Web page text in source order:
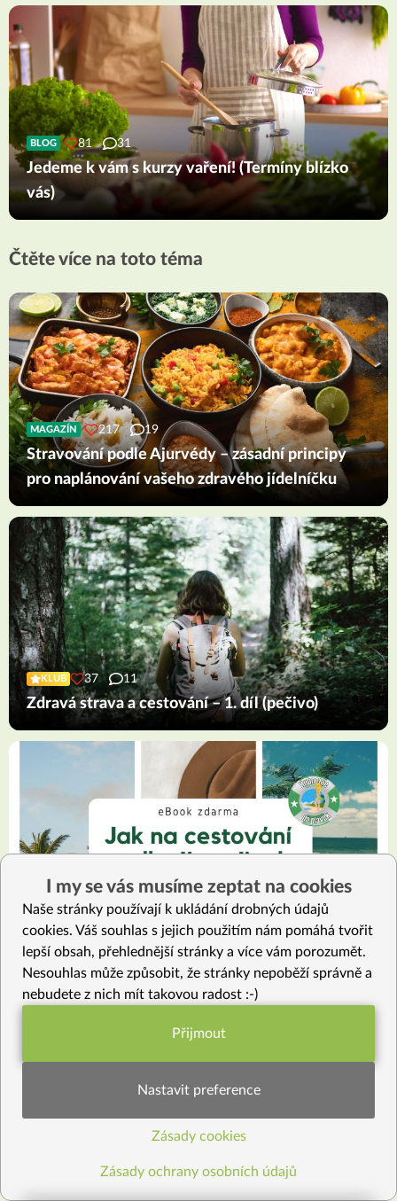
BLOG 81 31
Jedeme k vám s kurzy vaření! (Termíny blízko
vás)
Čtěte více na toto téma
MAGAZÍN 217 19
Stravování podle Ajurvédy – zásadní principy
pro naplánování vašeho zdravého jídelníčku
KLUB 37 11
Zdravá strava a cestování – 1. díl (pečivo)
66 29
eBook: Jak na cestování podle Jíme Jinak
I my se vás musíme zeptat na cookies
Naše stránky používají k ukládání drobných údajů
cookies. Váš souhlas s jejich použitím nám pomáhá tvořit
lepší obsah, přehlednější stránky a více vám porozumět.
Nesouhlas může způsobit, že stránky nepoběží správně a
nebudete z nich mít takovou radost :-)
Funkční nastavení potřebujeme (vždy
Statistiky pro lepší obsah
Přijmout
Nastavit preference
Zásady cookies
Zásady ochrany osobních údajů